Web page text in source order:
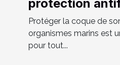
protection
votre bateau ?
Protéger la coque de
organismes marins est
pour tout...